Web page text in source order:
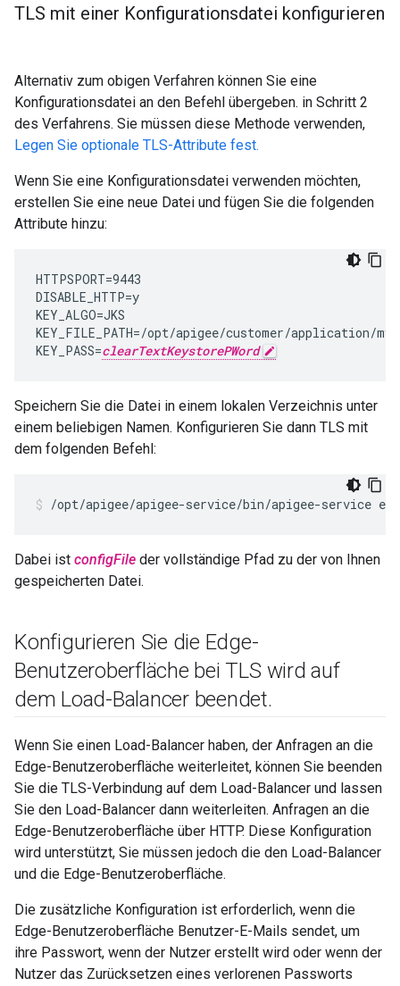
TLS mit einer Konfigurationsdatei konfigurieren
Alternativ zum obigen Verfahren können Sie eine
Konfigurationsdatei an den Befehl übergeben. in Schritt 2
des Verfahrens. Sie müssen diese Methode verwenden,
Legen Sie optionale TLS-Attribute fest.
Wenn Sie eine Konfigurationsdatei verwenden möchten,
erstellen Sie eine neue Datei und fügen Sie die folgenden
Attribute hinzu:
HTTPSPORT=9443
DISABLE_HTTP=y
KEY_ALGO=JKS
KEY_FILE_PATH=/opt/apigee/customer/application/
KEY_PASS=clearTextKeystorePWord
Speichern Sie die Datei in einem lokalen Verzeichnis unter
einem beliebigen Namen. Konfigurieren Sie dann TLS mit
dem folgenden Befehl:
/opt/apigee/apigee-service/bin/apigee-service
Dabei ist configFile der vollständige Pfad zu der von Ihnen
gespeicherten Datei.
Konfigurieren Sie die Edge-
Benutzeroberfläche bei TLS wird auf
dem Load-Balancer beendet.
Wenn Sie einen Load-Balancer haben, der Anfragen an die
Edge-Benutzeroberfläche weiterleitet, können Sie beenden
Sie die TLS-Verbindung auf dem Load-Balancer und lassen
Sie den Load-Balancer dann weiterleiten. Anfragen an die
Edge-Benutzeroberfläche über HTTP. Diese Konfiguration
wird unterstützt, Sie müssen jedoch die den Load-Balancer
und die Edge-Benutzeroberfläche.
Die zusätzliche Konfiguration ist erforderlich, wenn die
Edge-Benutzeroberfläche Benutzer-E-Mails sendet, um
ihre Passwort, wenn der Nutzer erstellt wird oder wenn der
Nutzer das Zurücksetzen eines verlorenen Passworts